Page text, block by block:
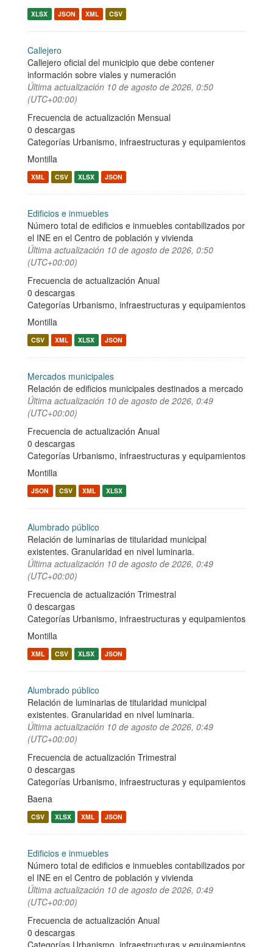
XLSX JSON XML CSV
Callejero
Callejero oficial del municipio que debe contener
información sobre viales y numeración
Última actualización 10 de agosto de 2026, 0:50
(UTC+00:00)
Frecuencia de actualización Mensual
0 descargas
Categorías Urbanismo, infraestructuras y equipamientos
Montilla
XML CSV XLSX JSON
Edificios e inmuebles
Número total de edificios e inmuebles contabilizados por
el INE en el Centro de población y vivienda
Última actualización 10 de agosto de 2026, 0:50
(UTC+00:00)
Frecuencia de actualización Anual
0 descargas
Categorías Urbanismo, infraestructuras y equipamientos
Montilla
CSV XML XLSX JSON
Mercados municipales
Relación de edificios municipales destinados a mercado
Última actualización 10 de agosto de 2026, 0:49
(UTC+00:00)
Frecuencia de actualización Anual
0 descargas
Categorías Urbanismo, infraestructuras y equipamientos
Montilla
JSON CSV XML XLSX
Alumbrado público
Relación de luminarias de titularidad municipal
existentes. Granularidad en nivel luminaria.
Última actualización 10 de agosto de 2026, 0:49
(UTC+00:00)
Frecuencia de actualización Trimestral
0 descargas
Categorías Urbanismo, infraestructuras y equipamientos
Montilla
XML CSV XLSX JSON
Alumbrado público
Relación de luminarias de titularidad municipal
existentes. Granularidad en nivel luminaria.
Última actualización 10 de agosto de 2026, 0:49
(UTC+00:00)
Frecuencia de actualización Trimestral
0 descargas
Categorías Urbanismo, infraestructuras y equipamientos
Baena
CSV XLSX XML JSON
Edificios e inmuebles
Número total de edificios e inmuebles contabilizados por
el INE en el Centro de población y vivienda
Última actualización 10 de agosto de 2026, 0:49
(UTC+00:00)
Frecuencia de actualización Anual
0 descargas
Categorías Urbanismo, infraestructuras y equipamientos